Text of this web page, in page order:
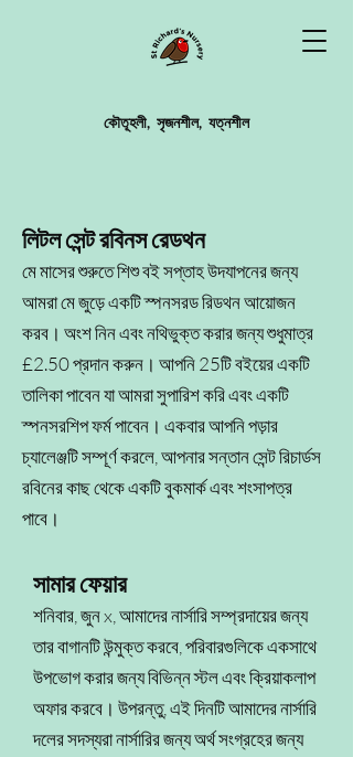
কৌতূহলী, সৃজনশীল, যত্নশীল
লিটল সেন্ট রবিনস রেডথন
মে মাসের শুরুতে শিশু বই সপ্তাহ উদযাপনের জন্য
আমরা মে জুড়ে একটি স্পনসরড রিডথন আয়োজন
করব। অংশ নিন এবং নথিভুক্ত করার জন্য শুধুমাত্র
£2.50 প্রদান করুন। আপনি 25টি বইয়ের একটি
তালিকা পাবেন যা আমরা সুপারিশ করি এবং একটি
স্পনসরশিপ ফর্ম পাবেন। একবার আপনি পড়ার
চ্যালেঞ্জটি সম্পূর্ণ করলে, আপনার সন্তান সেন্ট রিচার্ডস
রবিনের কাছ থেকে একটি বুকমার্ক এবং শংসাপত্র
পাবে।
সামার ফেয়ার
শনিবার, জুন x, আমাদের নার্সারি সম্প্রদায়ের জন্য
তার বাগানটি উন্মুক্ত করবে, পরিবারগুলিকে একসাথে
উপভোগ করার জন্য বিভিন্ন স্টল এবং ক্রিয়াকলাপ
অফার করবে। উপরন্তু, এই দিনটি আমাদের নার্সারি
দলের সদস্যরা নার্সারির জন্য অর্থ সংগ্রহের জন্য